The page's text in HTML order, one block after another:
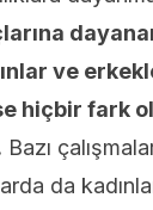
ve
hiçbir fark
Bazı
da